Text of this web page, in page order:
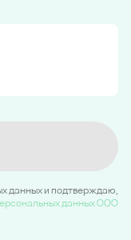
данных и подтверждаю,
данных ООО